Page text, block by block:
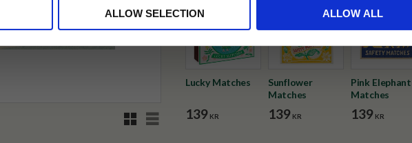
ALLOW SELECTION ALLOW ALL
RutnätsvyListvy
Lucky Matches
139 KR
Sunflower
Matches
139 KR
Pink Elephant
Matches
139 KR